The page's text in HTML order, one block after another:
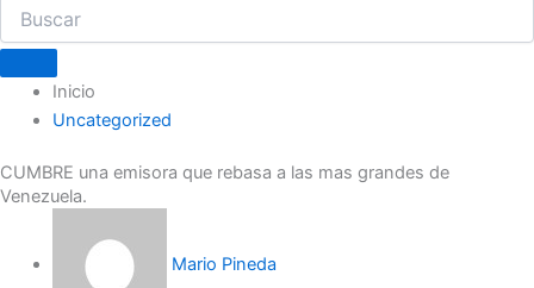
Inicio
Uncategorized
CUMBRE una emisora que rebasa a las mas grandes de
Venezuela.
Mario Pineda